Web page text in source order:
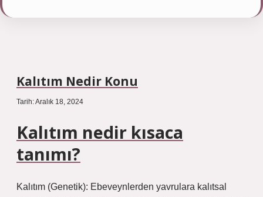
Kalıtım Nedir Konu
Tarih: Aralık 18, 2024
Kalıtım nedir kısaca
tanımı?
Kalıtım (Genetik): Ebeveynlerden yavrulara kalıtsal